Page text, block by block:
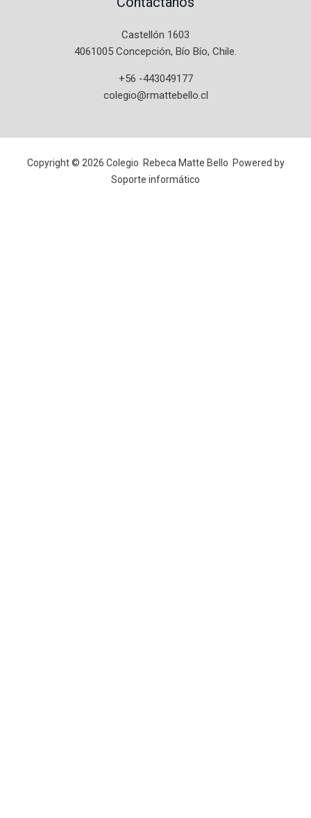
Castellón 1603
4061005 Concepción, Bío Bío, Chile.
+56 -443049177
colegio@rmattebello.cl
Copyright © 2026 Colegio Rebeca Matte Bello Powered by
Soporte informático